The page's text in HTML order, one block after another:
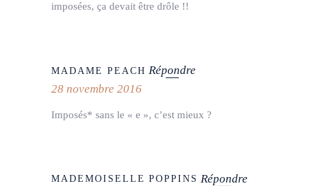
imposées, ça devait être drôle !!
MADAME PEACH Répondre
28 novembre 2016
Imposés* sans le « e », c’est mieux ?
MADEMOISELLE POPPINS Répondre